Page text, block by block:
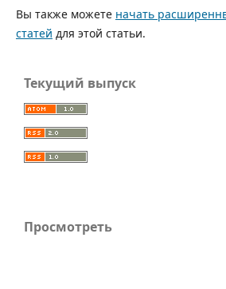
Вы также можете начать
статей для этой статьи.
Текущий выпуск
Просмотреть